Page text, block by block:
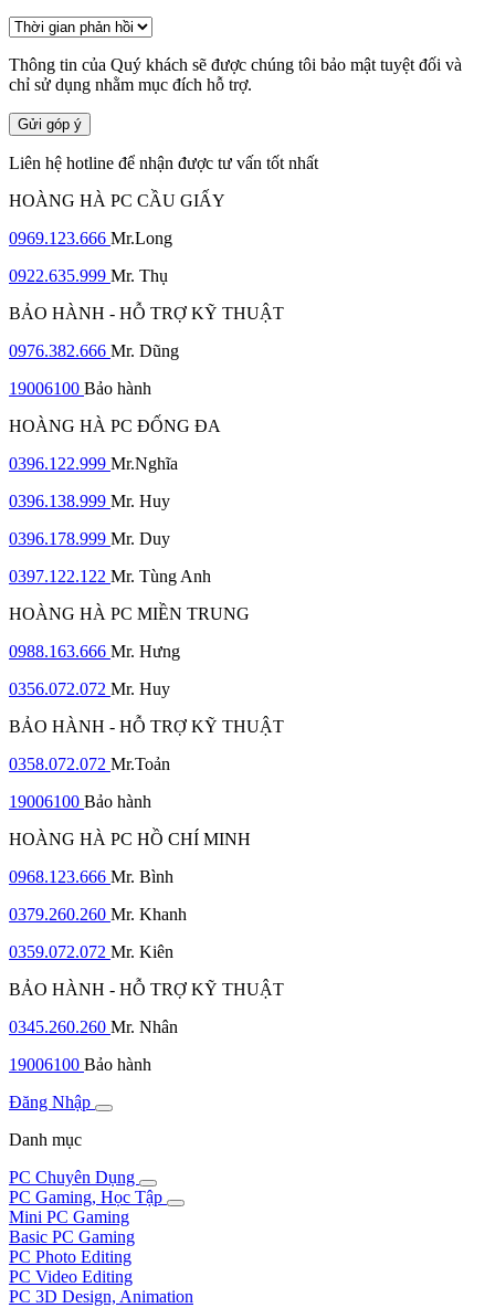
Thông tin của Quý khách sẽ được chúng tôi bảo mật tuyệt đối và
chỉ sử dụng nhằm mục đích hỗ trợ.
Gửi góp ý
Liên hệ hotline để nhận được tư vấn tốt nhất
HOÀNG HÀ PC CẦU GIẤY
0969.123.666 Mr.Long
0922.635.999 Mr. Thụ
BẢO HÀNH - HỖ TRỢ KỸ THUẬT
0976.382.666 Mr. Dũng
19006100 Bảo hành
HOÀNG HÀ PC ĐỐNG ĐA
0396.122.999 Mr.Nghĩa
0396.138.999 Mr. Huy
0396.178.999 Mr. Duy
0397.122.122 Mr. Tùng Anh
HOÀNG HÀ PC MIỀN TRUNG
0988.163.666 Mr. Hưng
0356.072.072 Mr. Huy
BẢO HÀNH - HỖ TRỢ KỸ THUẬT
0358.072.072 Mr.Toản
19006100 Bảo hành
HOÀNG HÀ PC HỒ CHÍ MINH
0968.123.666 Mr. Bình
0379.260.260 Mr. Khanh
0359.072.072 Mr. Kiên
BẢO HÀNH - HỖ TRỢ KỸ THUẬT
0345.260.260 Mr. Nhân
19006100 Bảo hành
Đăng Nhập
Danh mục
PC Chuyên Dụng
PC Gaming, Học Tập
Mini PC Gaming
Basic PC Gaming
PC Photo Editing
PC Video Editing
PC 3D Design, Animation